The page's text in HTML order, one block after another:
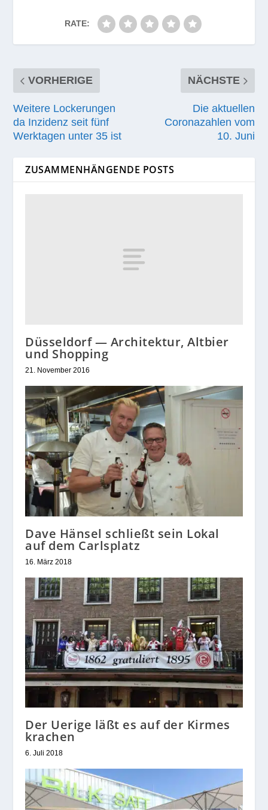
RATE:
VORHERIGE
Weitere Lockerungen
da Inzidenz seit fünf
Werktagen unter 35 ist
NÄCHSTE
Die aktuellen
Coronazahlen vom
10. Juni
ZUSAMMENHÄNGENDE POSTS
Düsseldorf — Architektur, Altbier
und Shopping
21. November 2016
Dave Hänsel schließt sein Lokal
auf dem Carlsplatz
16. März 2018
Der Uerige läßt es auf der Kirmes
krachen
6. Juli 2018